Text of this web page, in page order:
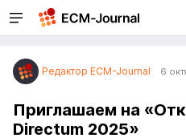
Редактор ECM-Journal 6
Приглашаем на
Directum 2025»